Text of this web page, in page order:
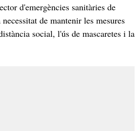
d'emergències sanitàries de
de mantenir les mesures
social, l'ús de mascaretes i la